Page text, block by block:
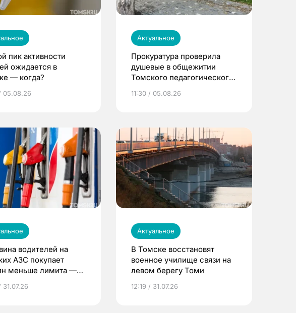
пик активности
ожидается в
— когда?
05.08.26
Актуальное
Прокуратура проверила
душевые в общежитии
Томского педагогического
11:30 / 05.08.26
водителей на
АЗС покупает
меньше лимита —
31.07.26
Актуальное
В Томске восстановят
военное училище связи на
левом берегу Томи
12:19 / 31.07.26